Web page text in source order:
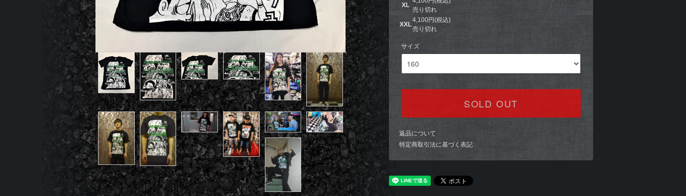
XL
売り切れ
XXL
4,100円(税込)
売り切れ
サイズ
SOLD OUT
返品について
特定商取引法に基づく表記